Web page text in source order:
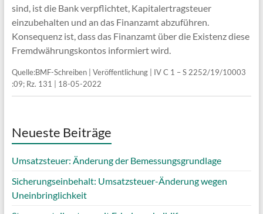
sind, ist die Bank verpflichtet, Kapitalertragsteuer
einzubehalten und an das Finanzamt abzuführen.
Konsequenz ist, dass das Finanzamt über die Existenz diese
Fremdwährungskontos informiert wird.
Quelle:BMF-Schreiben | Veröffentlichung | IV C 1 – S 2252/19/10003
:09; Rz. 131 | 18-05-2022
Neueste Beiträge
Umsatzsteuer: Änderung der Bemessungsgrundlage
Sicherungseinbehalt: Umsatzsteuer-Änderung wegen
Uneinbringlichkeit